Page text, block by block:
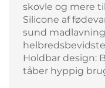
skovle og mere
Silicone af
sund
Holdbar design:
tåber hyppig